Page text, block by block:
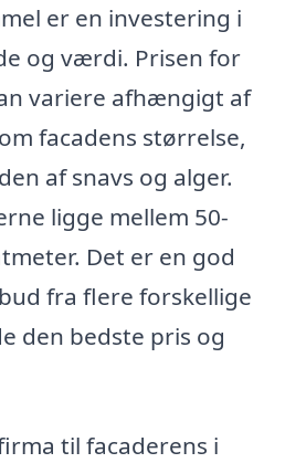
er en investering i
og værdi. Prisen for
variere afhængigt af
facadens størrelse,
af snavs og alger.
ligge mellem 50-
Det er en god
fra flere forskellige
den bedste pris og
til facaderens i